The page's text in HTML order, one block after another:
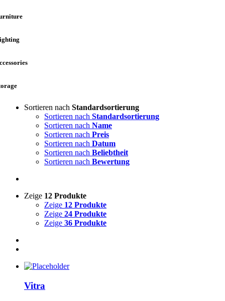
Sortieren nach Standardsortierung
Sortieren nach Standardsortierung
Sortieren nach Name
Sortieren nach Preis
Sortieren nach Datum
Sortieren nach Beliebtheit
Sortieren nach Bewertung
Zeige 12 Produkte
Zeige 12 Produkte
Zeige 24 Produkte
Zeige 36 Produkte
Vitra